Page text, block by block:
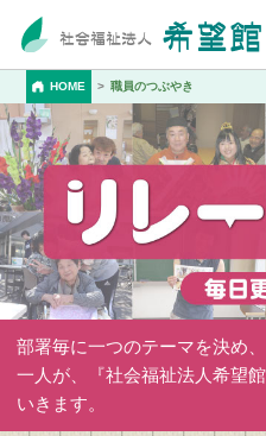
HOME 職員のつぶやき
部署毎に一つのテーマを決め
一人が、『社会福祉法人希望
いきます。